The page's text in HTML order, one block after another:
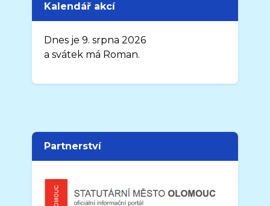
Kalendář akcí
Dnes je 9. srpna 2026
a svátek má Roman.
Partnerství